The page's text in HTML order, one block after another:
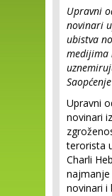
Upravni
novinari
ubistva
medijima
Upravni
novinari
terorista
Charli
novinari i